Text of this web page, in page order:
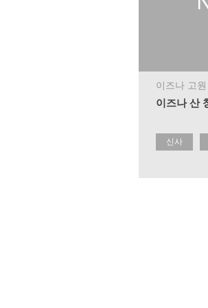
이즈나 고원
이즈나 산
신사